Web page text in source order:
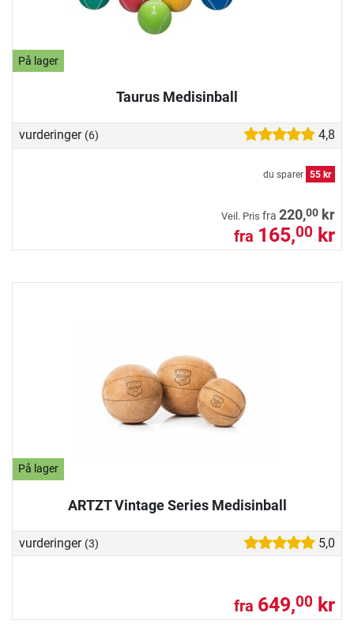
På lager
Taurus Medisinball
vurderinger (6) 4,8
du sparer 55 kr
Veil. Pris fra 220,00 kr
fra 165,00 kr
På lager
ARTZT Vintage Series Medisinball
vurderinger (3) 5,0
fra 649,00 kr